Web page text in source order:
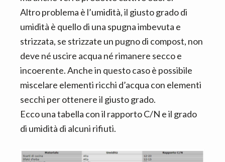
Altro problema è l’umidità, il giusto grado di
umidità è quello di una spugna imbevuta e
strizzata, se strizzate un pugno di compost, non
deve né uscire acqua né rimanere secco e
incoerente. Anche in questo caso è possibile
miscelare elementi ricchi d’acqua con elementi
secchi per ottenere il giusto grado.
Ecco una tabella con il rapporto C/N e il grado
di umidità di alcuni rifiuti.